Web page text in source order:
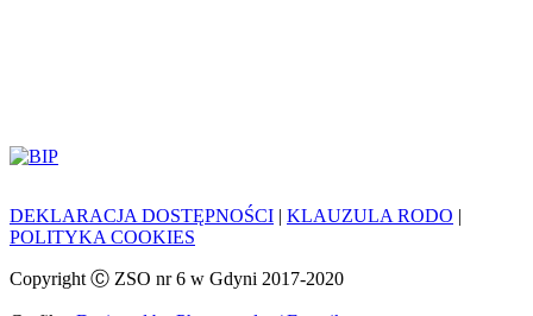
DEKLARACJA DOSTĘPNOŚCI | KLAUZULA RODO |
POLITYKA COOKIES
Copyright Ⓒ ZSO nr 6 w Gdyni 2017-2020